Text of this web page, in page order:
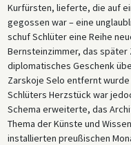
Kurfürsten, lieferte, die auf
gegossen war – eine
schuf Schlüter eine Reihe
Bernsteinzimmer, das später
diplomatisches Geschenk
Zarskoje Selo entfernt
Schlüters Herzstück war
Schema erweiterte, das
Thema der Künste und
installierten preußischen